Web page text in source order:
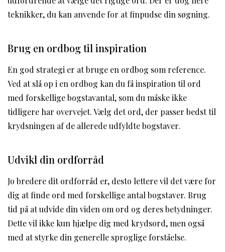
teknikker, du kan anvende for at finpudse din søgning.
Brug en ordbog til inspiration
En god strategi er at bruge en ordbog som reference.
Ved at slå op i en ordbog kan du få inspiration til ord
med forskellige bogstavantal, som du måske ikke
tidligere har overvejet. Vælg det ord, der passer bedst til
krydsningen af de allerede udfyldte bogstaver.
Udvikl din ordforråd
Jo bredere dit ordforråd er, desto lettere vil det være for
dig at finde ord med forskellige antal bogstaver. Brug
tid på at udvide din viden om ord og deres betydninger.
Dette vil ikke kun hjælpe dig med krydsord, men også
med at styrke din generelle sproglige forståelse.